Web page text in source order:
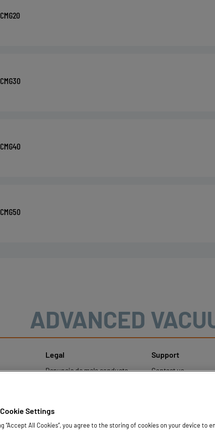
CMG20
CMG30
CMG40
CMG50
ADVANCED
Legal
Denuncia de mala conducta
datos personales
Support
Contact us
Settings
“Accept All Cookies”, you agree to the storing of cookies on your device to